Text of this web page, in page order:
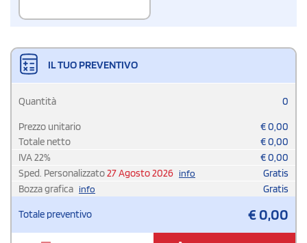
IL TUO PREVENTIVO
Quantità 0
Prezzo unitario €0,00
Totale netto
€0,00
IVA22% €0,00
Sped. Personalizzato27 Agosto 2026 info
Gratis
Bozza grafica info Gratis
Totale preventivo €0,00